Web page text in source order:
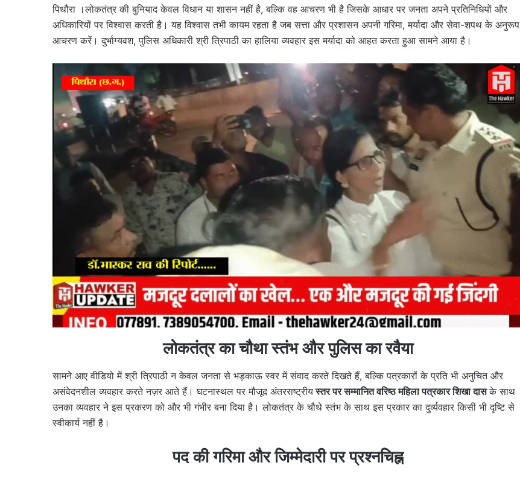
पिथौरा ।लोकतंत्र की बुनियाद केवल विधान या शासन नहीं है, बल्कि वह आचरण भी है जिसके आधार पर जनता अपने प्रतिनिधियों और
अधिकारियों पर विश्वास करती है। यह विश्वास तभी कायम रहता है जब सत्ता और प्रशासन अपनी गरिमा, मर्यादा और सेवा-शपथ के अनुरूप
आचरण करें। दुर्भाग्यवश, पुलिस अधिकारी श्री त्रिपाठी का हालिया व्यवहार इस मर्यादा को आहत करता हुआ सामने आया है।
लोकतंत्र का चौथा स्तंभ और पुलिस का रवैया
सामने आए वीडियो में श्री त्रिपाठी न केवल जनता से भड़काऊ स्वर में संवाद करते दिखते हैं, बल्कि पत्रकारों के प्रति भी अनुचित और
असंवेदनशील व्यवहार करते नज़र आते हैं। घटनास्थल पर मौजूद अंतरराष्ट्रीयस्तर पर सम्मानित वरिष्ठ महिला पत्रकार शिखा दासके साथ
उनका व्यवहार ने इस प्रकरण को और भी गंभीर बना दिया है। लोकतंत्र के चौथे स्तंभ के साथ इस प्रकार का दुर्व्यवहार किसी भी दृष्टि से
स्वीकार्य नहीं है।
पद की गरिमा और जिम्मेदारी पर प्रश्नचिह्न